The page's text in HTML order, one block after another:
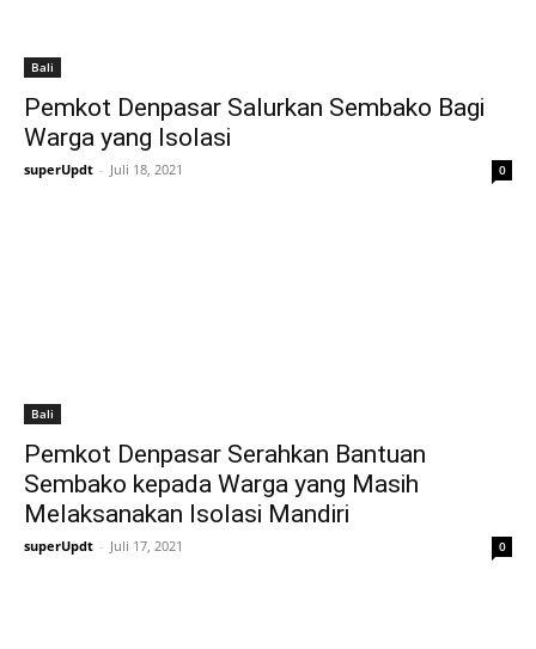
Bali
Pemkot Denpasar Salurkan Sembako Bagi
Warga yang Isolasi
superUpdt - Juli 18, 2021 0
Bali
Pemkot Denpasar Serahkan Bantuan
Sembako kepada Warga yang Masih
Melaksanakan Isolasi Mandiri
superUpdt - Juli 17, 2021 0